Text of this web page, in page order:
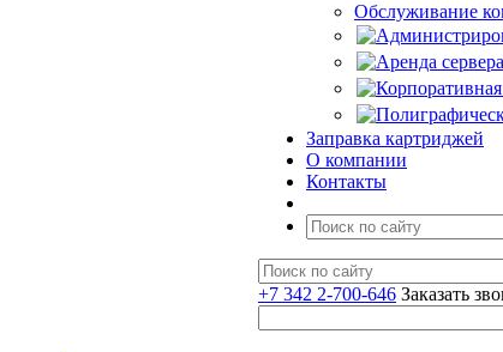
Обслуживание
Заправка картриджей
О компании
Контакты
+7 342 2-700-646 Заказать